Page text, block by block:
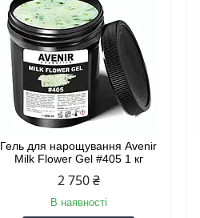
Гель для нарощування Avenir
Milk Flower Gel #405 1 кг
2 750 ₴
В наявності